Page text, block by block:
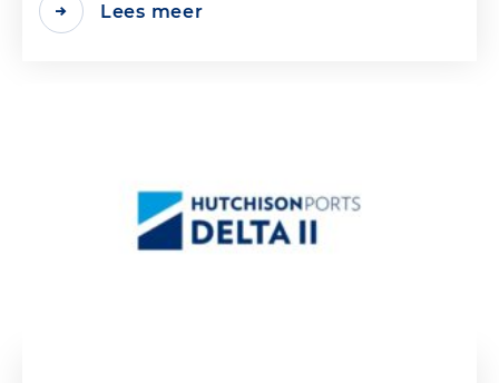
Lees meer